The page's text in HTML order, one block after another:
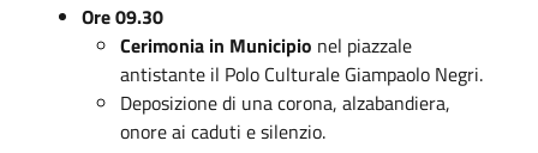
Ore 09.30
Cerimonia in Municipio nel piazzale
antistante il Polo Culturale Giampaolo Negri.
Deposizione di una corona, alzabandiera,
onore ai caduti e silenzio.